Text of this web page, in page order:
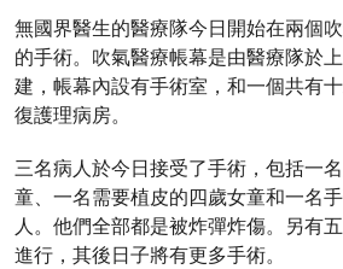
無國界醫生的醫療隊今日開始在兩個
的手術。吹氣醫療帳幕是由醫療隊於
建，帳幕內設有手術室，和一個共有
復護理病房。
三名病人於今日接受了手術，包括一
童、一名需要植皮的四歲女童和一名
人。他們全部都是被炸彈炸傷。另有
進行，其後日子將有更多手術。